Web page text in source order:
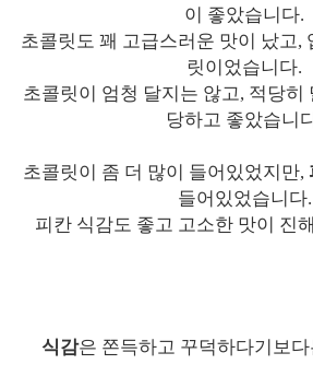
이 좋았습니다.
초콜릿도 꽤 고급스러운 맛이 났고,
릿이었습니다.
초콜릿이 엄청 달지는 않고, 적당히
당하고 좋았습니
초콜릿이 좀 더 많이 들어있었지만,
들어있었습니다.
피칸 식감도 좋고 고소한 맛이 진
식감은 쫀득하고 꾸덕하다기보